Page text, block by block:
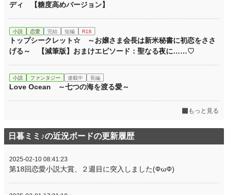
ディ 【糖度高めバージョン】
小説 恋愛 完結 短編 R18
トップシークレット☆ ～お嬢さま会長は新米秘書に初恋をささ
げる～ 【減筆版】おまけエピソード：聖なる夜に……♡
小説 ファンタジー 連載中 長編
Love Ocean ～七つの海を渡る愛～
もっと見る
日暮ミミ♪の近況ボードの更新履歴
2025-02-10 08:41:23
第18回恋愛小説大賞、２週目に突入しました(ФωФ)